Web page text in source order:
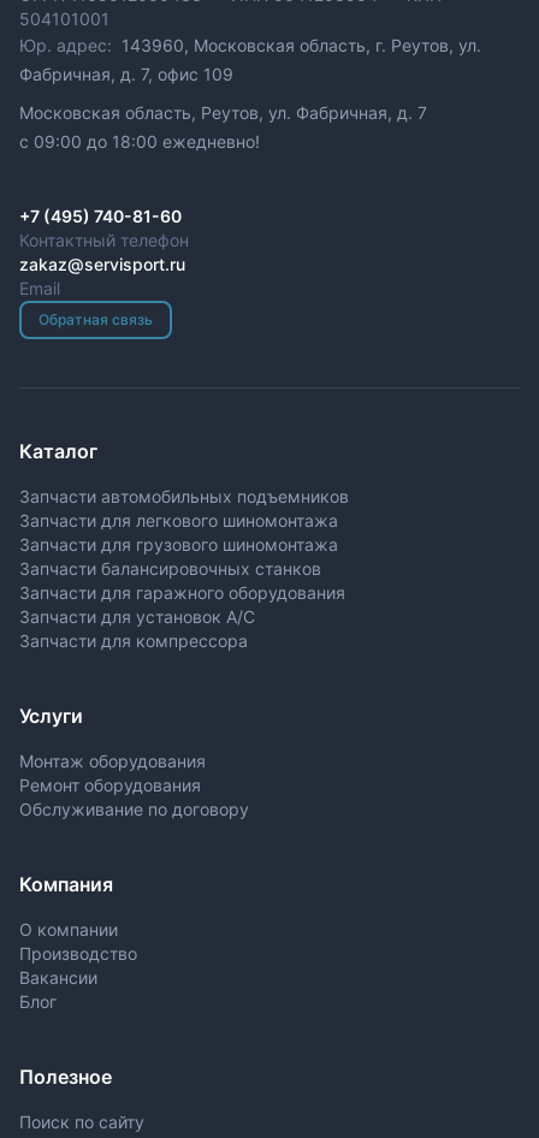
504101001
Юр. адрес: 143960, Московская область, г. Реутов, ул.
Фабричная, д. 7, офис 109
Московская область, Реутов, ул. Фабричная, д. 7
c 09:00 до 18:00 ежедневно!
+7 (495) 740-81-60
Контактный телефон
zakaz@servisport.ru
Email
Обратная связь
Каталог
Запчасти автомобильных подъемников
Запчасти для легкового шиномонтажа
Запчасти для грузового шиномонтажа
Запчасти балансировочных станков
Запчасти для гаражного оборудования
Запчасти для установок A/C
Запчасти для компрессора
Услуги
Монтаж оборудования
Ремонт оборудования
Обслуживание по договору
Компания
О компании
Производство
Вакансии
Блог
Полезное
Поиск по сайту